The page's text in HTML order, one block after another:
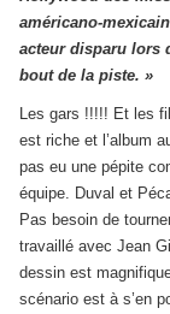
américano-
acteur disparu lors
bout de la piste. »
Les gars !!!!! Et les
est riche et l’album
pas eu une pépite
équipe. Duval et
Pas besoin de
travaillé avec Jean
dessin est
scénario est à s’en